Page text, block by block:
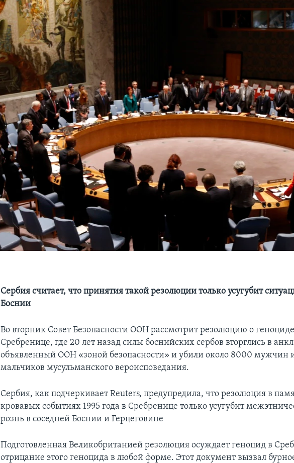
Сербия считает, что принятия такой резолюции только усугубит
Боснии
Во вторник Совет Безопасности ООН рассмотрит резолюцию о
Сребренице, где 20 лет назад силы боснийских сербов вторглись в
объявленный ООН «зоной безопасности» и убили около 8000 мужчин
мальчиков мусульманского вероисповедания.
Сербия, как подчеркивает Reuters, предупредила, что резолюция в
кровавых событиях 1995 года в Сребренице только усугубит
рознь в соседней Боснии и Герцеговине
Подготовленная Великобританией резолюция осуждает геноцид в
отрицание этого геноцида в любой форме. Этот документ вызвал